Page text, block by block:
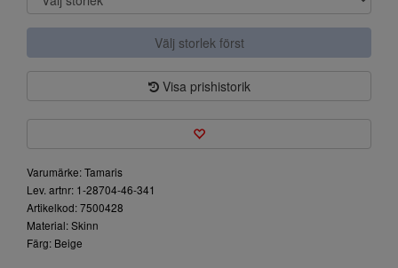
Välj storlek först
Visa prishistorik
Varumärke: Tamaris
Lev. artnr: 1-28704-46-341
Artikelkod: 7500428
Material: Skinn
Färg: Beige